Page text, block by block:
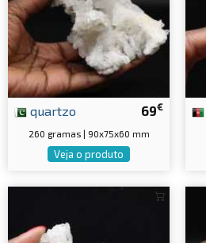
69€
quartzo
260 gramas | 90x75x60 mm
Veja o produto